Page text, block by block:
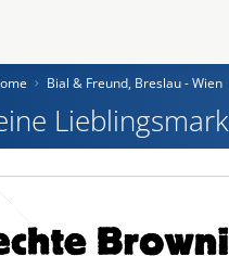
Bial & Freund, Breslau - Wien